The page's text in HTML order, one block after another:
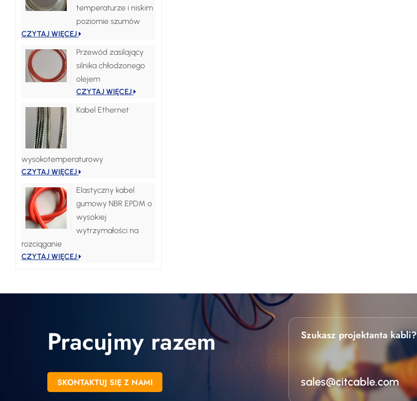
temperaturze i niskim
poziomie szumów
CZYTAJ WIĘCEJ
Przewód zasilający
silnika chłodzonego
olejem
CZYTAJ WIĘCEJ
Kabel Ethernet
wysokotemperaturowy
CZYTAJ WIĘCEJ
Elastyczny kabel
gumowy NBR EPDM o
wysokiej
wytrzymałości na
rozciąganie
CZYTAJ WIĘCEJ
Pracujmy razem
SKONTAKTUJ SIĘ Z NAMI
Szukasz projektanta kabli?
sales@citcable.com